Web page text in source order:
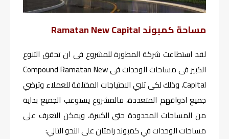
مساحة كمبوند Ramatan New Capital
لقد استطاعت شركة المطورة للمشروع فى ان تحقق التنوع
الكبير فى مساحات الوحدات فى Compound Ramatan New
Capital، وذلك لكى تلبي الاحتياجات المختلفة للعملاء وترضي
جميع اذواقهم المتعددة، فالمشروع يستوعب الجميع بداية
من المساحات المحدودة حتى الكبيرة، ويمكن التعرف على
مساحات الوحدات في كمبوند رامتان على النحو التالي: